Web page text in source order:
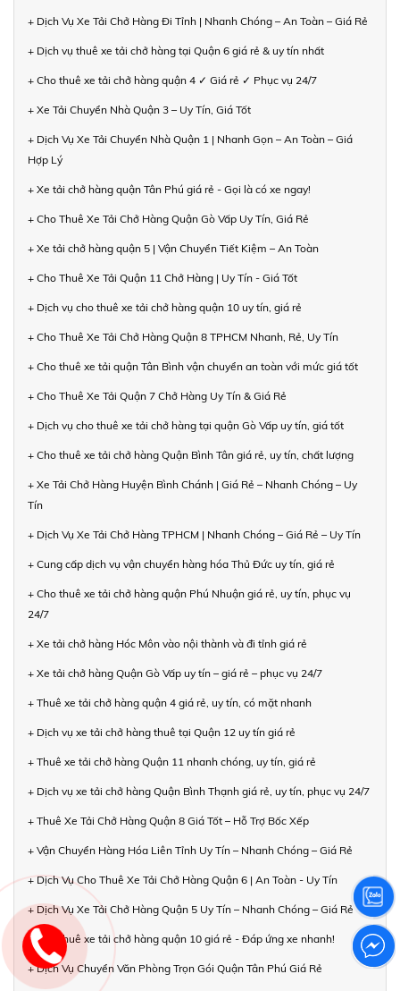
+ Dịch Vụ Xe Tải Chở Hàng Đi Tỉnh | Nhanh Chóng – An Toàn – Giá Rẻ
+ Dịch vụ thuê xe tải chở hàng tại Quận 6 giá rẻ & uy tín nhất
+ Cho thuê xe tải chở hàng quận 4 ✓ Giá rẻ ✓ Phục vụ 24/7
+ Xe Tải Chuyển Nhà Quận 3 – Uy Tín, Giá Tốt
+ Dịch Vụ Xe Tải Chuyển Nhà Quận 1 | Nhanh Gọn – An Toàn – Giá
Hợp Lý
+ Xe tải chở hàng quận Tân Phú giá rẻ - Gọi là có xe ngay!
+ Cho Thuê Xe Tải Chở Hàng Quận Gò Vấp Uy Tín, Giá Rẻ
+ Xe tải chở hàng quận 5 | Vận Chuyển Tiết Kiệm – An Toàn
+ Cho Thuê Xe Tải Quận 11 Chở Hàng | Uy Tín - Giá Tốt
+ Dịch vụ cho thuê xe tải chở hàng quận 10 uy tín, giá rẻ
+ Cho Thuê Xe Tải Chở Hàng Quận 8 TPHCM Nhanh, Rẻ, Uy Tín
+ Cho thuê xe tải quận Tân Bình vận chuyển an toàn với mức giá tốt
+ Cho Thuê Xe Tải Quận 7 Chở Hàng Uy Tín & Giá Rẻ
+ Dịch vụ cho thuê xe tải chở hàng tại quận Gò Vấp uy tín, giá tốt
+ Cho thuê xe tải chở hàng Quận Bình Tân giá rẻ, uy tín, chất lượng
+ Xe Tải Chở Hàng Huyện Bình Chánh | Giá Rẻ – Nhanh Chóng – Uy
Tín
+ Dịch Vụ Xe Tải Chở Hàng TPHCM | Nhanh Chóng – Giá Rẻ – Uy Tín
+ Cung cấp dịch vụ vận chuyển hàng hóa Thủ Đức uy tín, giá rẻ
+ Cho thuê xe tải chở hàng quận Phú Nhuận giá rẻ, uy tín, phục vụ
24/7
+ Xe tải chở hàng Hóc Môn vào nội thành và đi tỉnh giá rẻ
+ Xe tải chở hàng Quận Gò Vấp uy tín – giá rẻ – phục vụ 24/7
+ Thuê xe tải chở hàng quận 4 giá rẻ, uy tín, có mặt nhanh
+ Dịch vụ xe tải chở hàng thuê tại Quận 12 uy tín giá rẻ
+ Thuê xe tải chở hàng Quận 11 nhanh chóng, uy tín, giá rẻ
+ Dịch vụ xe tải chở hàng Quận Bình Thạnh giá rẻ, uy tín, phục vụ 24/7
+ Thuê Xe Tải Chở Hàng Quận 8 Giá Tốt – Hỗ Trợ Bốc Xếp
+ Vận Chuyển Hàng Hóa Liên Tỉnh Uy Tín – Nhanh Chóng – Giá Rẻ
+ Dịch Vụ Cho Thuê Xe Tải Chở Hàng Quận 6 | An Toàn - Uy Tín
+ Dịch Vụ Xe Tải Chở Hàng Quận 5 Uy Tín – Nhanh Chóng – Giá Rẻ
+ Cho thuê xe tải chở hàng quận 10 giá rẻ - Đáp ứng xe nhanh!
+ Dịch Vụ Chuyển Văn Phòng Trọn Gói Quận Tân Phú Giá Rẻ